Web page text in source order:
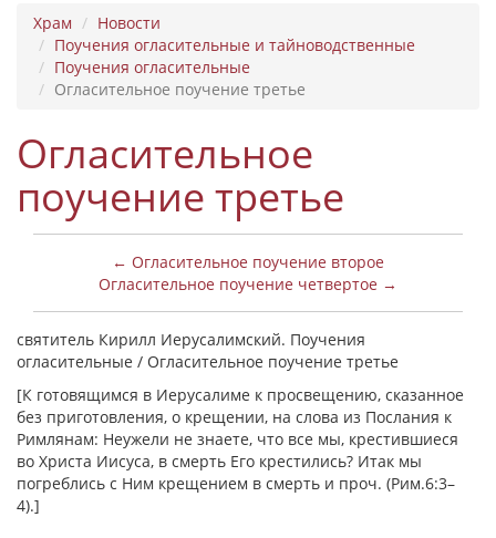
Храм
Новости
Поучения огласительные и тайноводственные
Поучения огласительные
Огласительное поучение третье
Огласительное
поучение третье
← Огласительное поучение второе
Огласительное поучение четвертое →
святитель Кирилл Иерусалимский. Поучения
огласительные / Огласительное поучение третье
[К готовящимся в Иерусалиме к просвещению, сказанное
без приготовления, о крещении, на слова из Послания к
Римлянам: Неужели не знаете, что все мы, крестившиеся
во Христа Иисуса, в смерть Его крестились? Итак мы
погреблись с Ним крещением в смерть и проч. (Рим.6:3–
4).]